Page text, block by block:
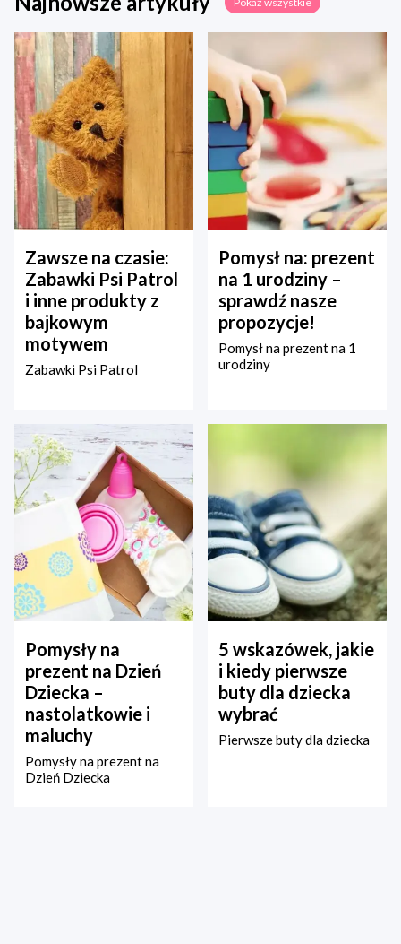
Zawsze na czasie:
Zabawki Psi Patrol
i inne produkty z
bajkowym
motywem
Zabawki Psi Patrol
Pomysł na: prezent
na 1 urodziny –
sprawdź nasze
propozycje!
Pomysł na prezent na 1
urodziny
Pomysły na
prezent na Dzień
Dziecka –
nastolatkowie i
maluchy
Pomysły na prezent na
Dzień Dziecka
5 wskazówek, jakie
i kiedy pierwsze
buty dla dziecka
wybrać
Pierwsze buty dla dziecka